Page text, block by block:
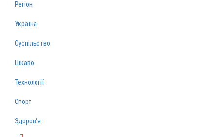
Регіон
Україна
Суспільство
Цікаво
Технології
Спорт
Здоров‘я